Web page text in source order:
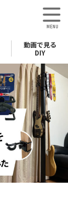
動画で見る
DIY